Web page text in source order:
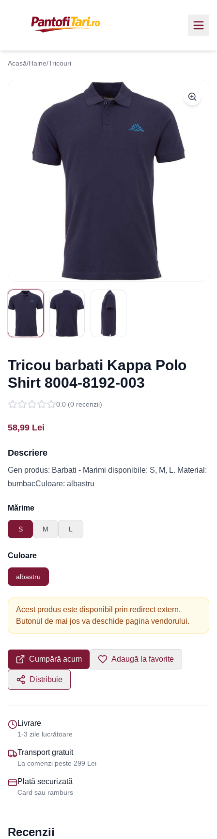
Acasă/Haine/Tricouri
Tricou barbati Kappa Polo
Shirt 8004-8192-003
0.0 (0 recenzii)
58,99 Lei
Descriere
Gen produs: Barbati - Marimi disponibile: S, M, L. Material:
bumbacCuloare: albastru
Mărime
S M L
Culoare
albastru
Acest produs este disponibil prin redirect extern.
Butonul de mai jos va deschide pagina vendorului.
Cumpără acum Adaugă la favorite
Distribuie
Livrare
1-3 zile lucrătoare
Transport gratuit
La comenzi peste 299 Lei
Plată securizată
Card sau ramburs
Recenzii